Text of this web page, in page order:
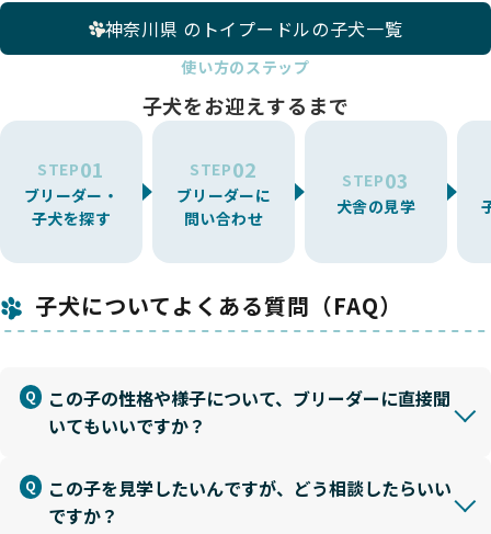
神奈川県 のトイプードルの子犬一覧
使い方のステップ
子犬をお迎えするまで
STEP01
ブリーダー・
子犬を探す
STEP02
ブリーダーに
問い合わせ
STEP03
犬舎の見学
子犬についてよくある質問（FAQ）
この子の性格や様子について、ブリーダーに直接聞
いてもいいですか？
この子を見学したいんですが、どう相談したらいい
ですか？